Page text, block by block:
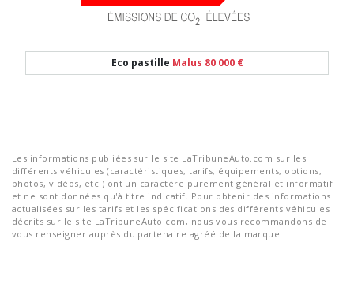
Eco pastille Malus 80 000 €
Les informations publiées sur le site LaTribuneAuto.com sur les
différents véhicules (caractéristiques, tarifs, équipements, options,
photos, vidéos, etc.) ont un caractère purement général et informatif
et ne sont données qu'à titre indicatif. Pour obtenir des informations
actualisées sur les tarifs et les spécifications des différents véhicules
décrits sur le site LaTribuneAuto.com, nous vous recommandons de
vous renseigner auprès du partenaire agréé de la marque.